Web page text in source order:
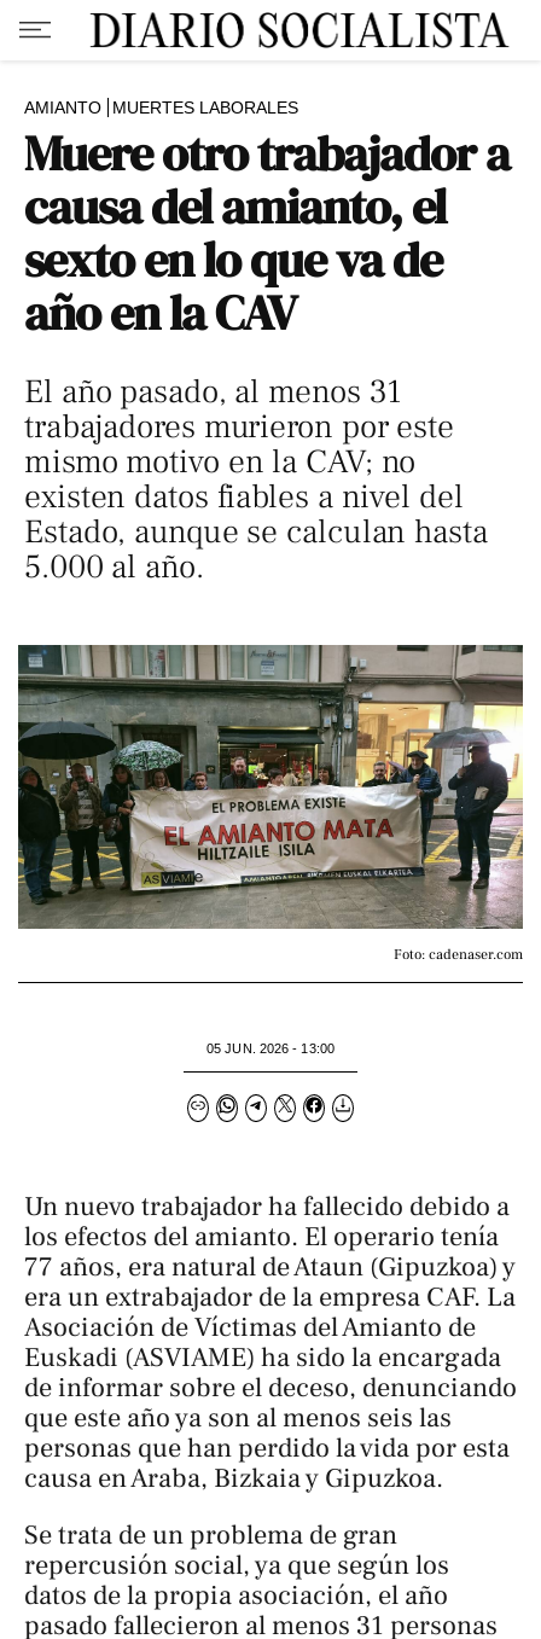
AMIANTO MUERTES LABORALES
Muere otro trabajador a
causa del amianto, el
sexto en lo que va de
año en la CAV
El año pasado, al menos 31
trabajadores murieron por este
mismo motivo en la CAV; no
existen datos fiables a nivel del
Estado, aunque se calculan hasta
5.000 al año.
Foto: cadenaser.com
05 JUN. 2026 - 13:00
Un nuevo trabajador ha fallecido debido a
los efectos del amianto. El operario tenía
77 años, era natural de Ataun (Gipuzkoa) y
era un extrabajador de la empresa CAF. La
Asociación de Víctimas del Amianto de
Euskadi (ASVIAME) ha sido la encargada
de informar sobre el deceso, denunciando
que este año ya son al menos seis las
personas que han perdido la vida por esta
causa en Araba, Bizkaia y Gipuzkoa.
Se trata de un problema de gran
repercusión social, ya que según los
datos de la propia asociación, el año
pasado fallecieron al menos 31 personas